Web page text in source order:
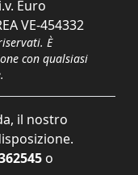
Euro
VE-454332
È
con qualsiasi
il nostro
o